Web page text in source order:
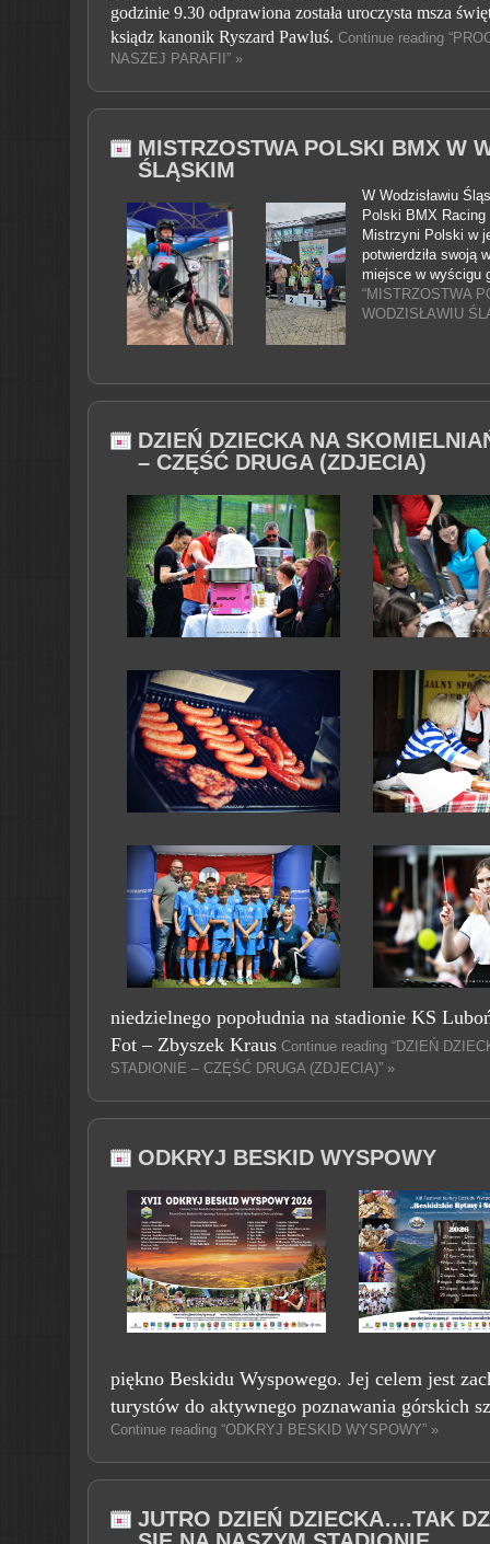
godzinie 9.30odprawiona została uroczysta msza
ksiądz kanonik Ryszard Pawluś. Continue reading
NASZEJ PARAFII” »
MISTRZOSTWA POLSKI BMX W
ŚLĄSKIM
W Wodzisławiu
Polski BMX Racing
Mistrzyni Polski w
potwierdziła swoją
miejsce w wyścigu
“MISTRZOSTWA
WODZISŁAWIU
DZIEŃ DZIECKA NA
– CZĘŚĆ DRUGA (ZDJECIA)
niedzielnego popołudnia na stadionie KS
Fot – Zbyszek Kraus Continue reading “DZIEŃ
STADIONIE – CZĘŚĆ DRUGA (ZDJECIA)” »
ODKRYJ BESKID WYSPOWY
piękno Beskidu Wyspowego. Jej celem jest
turystów do aktywnego poznawania górskich
Continue reading “ODKRYJ BESKID WYSPOWY” »
JUTRO DZIEŃ DZIECKA….TAK